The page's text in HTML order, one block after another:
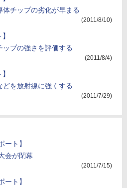
チップの劣化が早まる
(2011/8/10)
プの強さを評価する
(2011/8/4)
を放射線に強くする
(2011/7/29)
ート】
会が閉幕
(2011/7/15)
ート】